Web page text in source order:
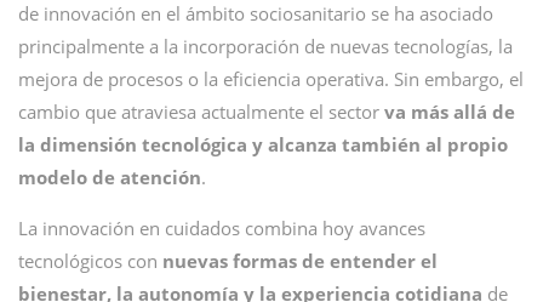
de innovación en el ámbito sociosanitario se ha asociado
principalmente a la incorporación de nuevas tecnologías, la
mejora de procesos o la eficiencia operativa. Sin embargo, el
cambio que atraviesa actualmente el sector va más allá de
la dimensión tecnológica y alcanza también al propio
modelo de atención.
La innovación en cuidados combina hoy avances
tecnológicos con nuevas formas de entender el
bienestar, la autonomía y la experiencia cotidiana de